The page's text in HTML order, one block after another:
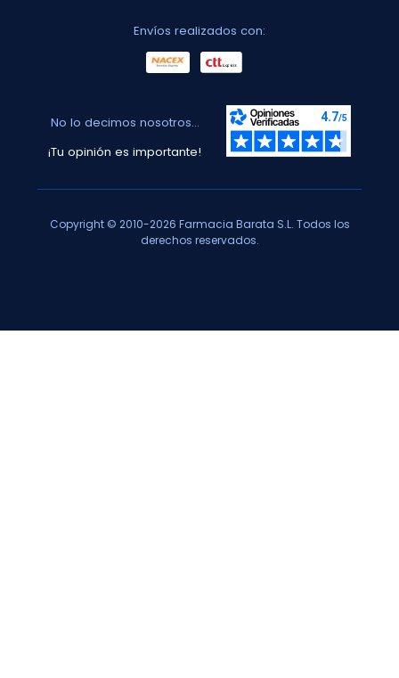
Envíos realizados con:
No lo decimos nosotros...
¡Tu opinión es importante!
Copyright © 2010-2026 Farmacia Barata S.L. Todos los
derechos reservados.